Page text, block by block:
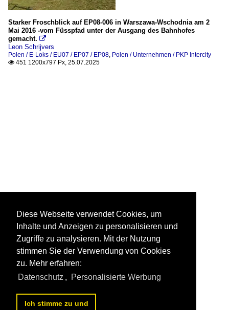
Starker Froschblick auf EP08-006 in Warszawa-Wschodnia am 2
Mai 2016 -vom Füsspfad unter der Ausgang des Bahnhofes
gemacht. 
Leon Schrijvers
Polen / E-Loks / EU07 / EP07 / EP08 Polen / Unternehmen / PKP Intercity
 451 1200x797 Px, 25.07.2025
Diese Webseite verwendet Cookies, um
Inhalte und Anzeigen zu personalisieren und
Zugriffe zu analysieren. Mit der Nutzung
stimmen Sie der Verwendung von Cookies
zu. Mehr erfahren:
Datenschutz , Personalisierte Werbung
Ich stimme zu und